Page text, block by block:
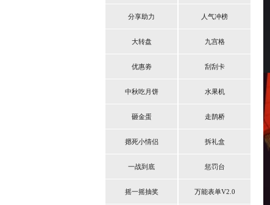
分享助力 人气冲榜
大转盘 九宫格
优惠劵 刮刮卡
中秋吃月饼 水果机
砸金蛋 走鹊桥
摁死小情侣 拆礼盒
一战到底 惩罚台
摇一摇抽奖 万能表单V2.0